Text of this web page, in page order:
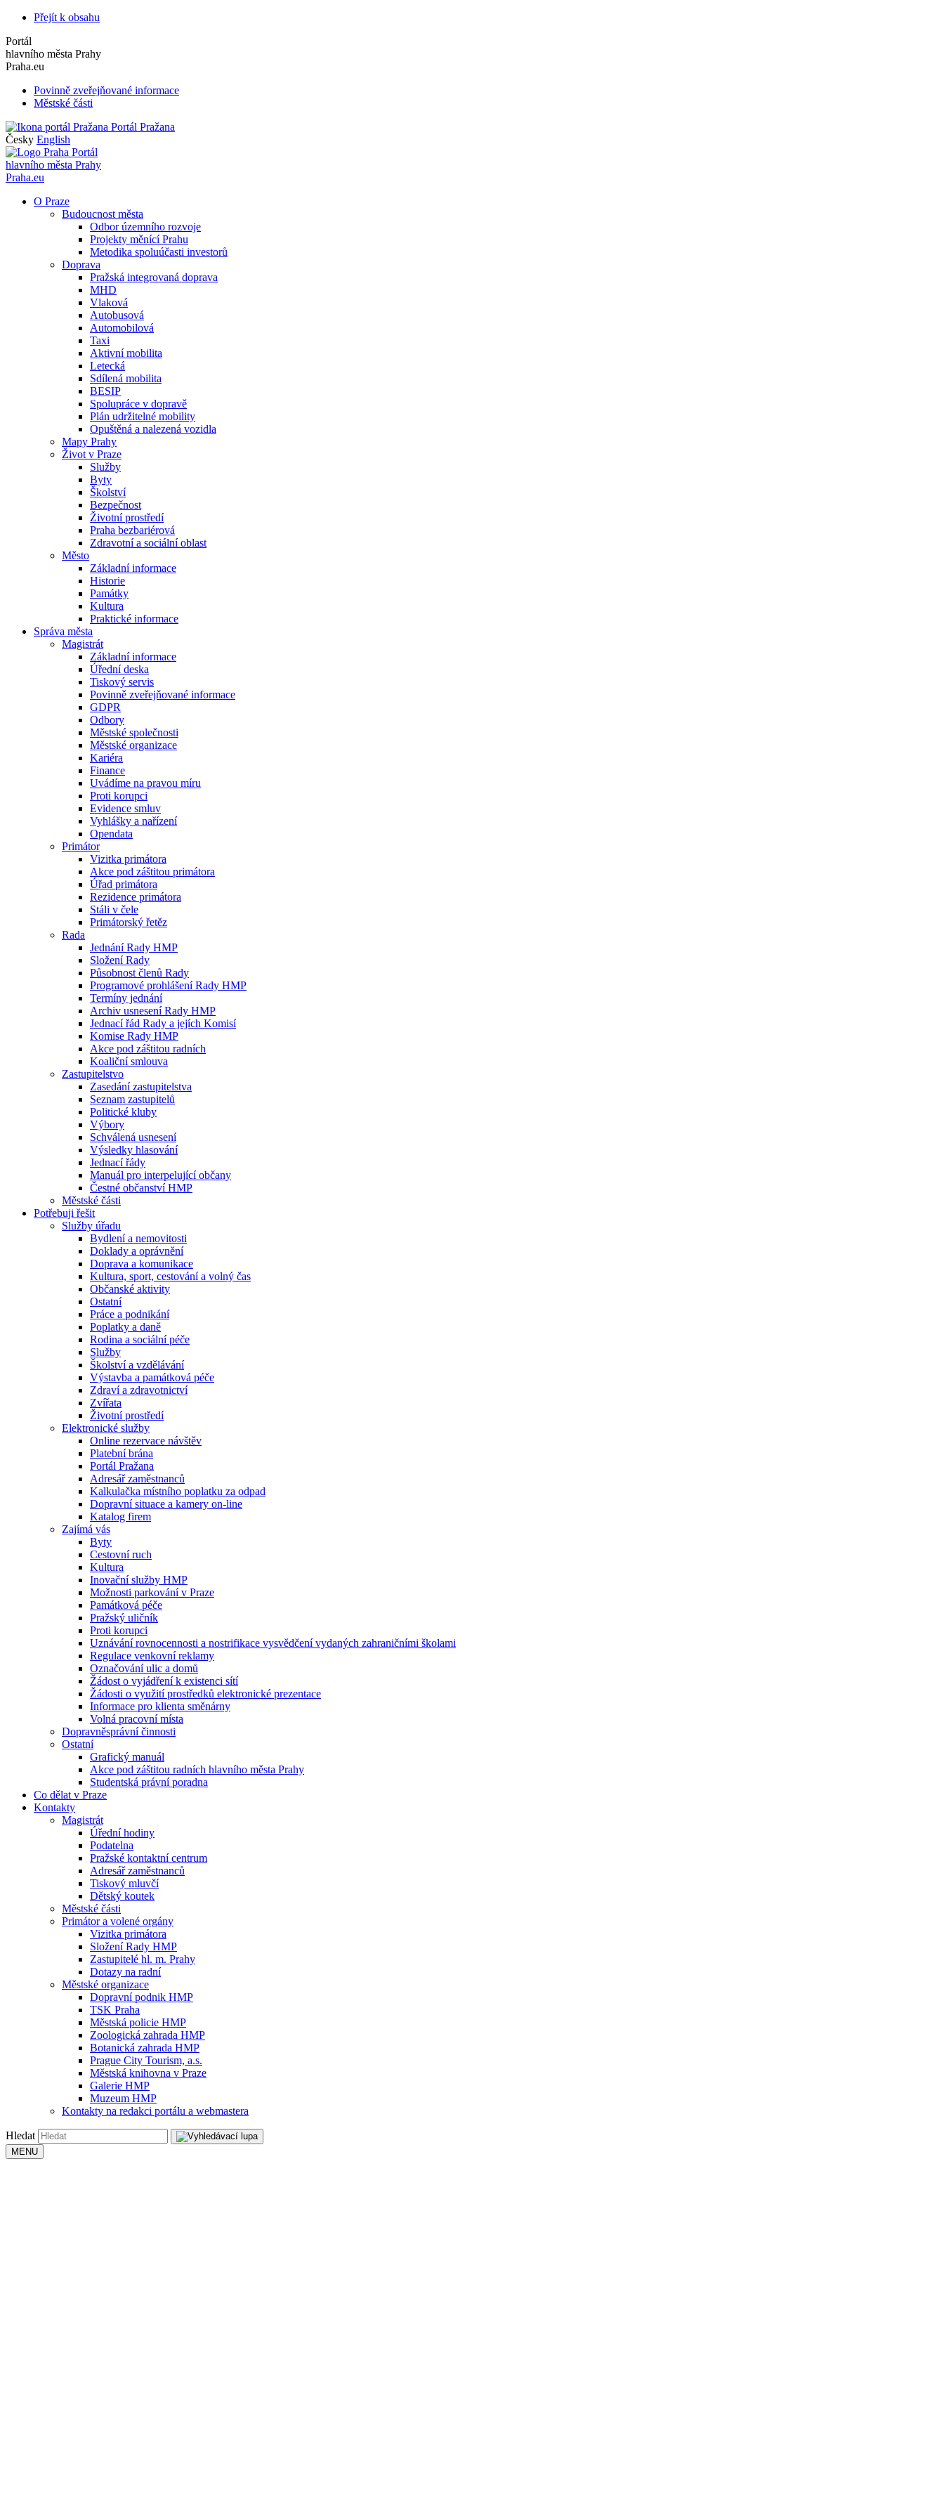
Přejít k obsahu
Portál
hlavního města Prahy
Praha.eu
Povinně zveřejňované informace
Městské části
Portál Pražana
Česky English
Portál
hlavního města Prahy
Praha.eu
O Praze
Budoucnost města
Odbor územního rozvoje
Projekty měnící Prahu
Metodika spoluúčasti investorů
Doprava
Pražská integrovaná doprava
MHD
Vlaková
Autobusová
Automobilová
Taxi
Aktivní mobilita
Letecká
Sdílená mobilita
BESIP
Spolupráce v dopravě
Plán udržitelné mobility
Opuštěná a nalezená vozidla
Mapy Prahy
Život v Praze
Služby
Byty
Školství
Bezpečnost
Životní prostředí
Praha bezbariérová
Zdravotní a sociální oblast
Město
Základní informace
Historie
Památky
Kultura
Praktické informace
Správa města
Magistrát
Základní informace
Úřední deska
Tiskový servis
Povinně zveřejňované informace
GDPR
Odbory
Městské společnosti
Městské organizace
Kariéra
Finance
Uvádíme na pravou míru
Proti korupci
Evidence smluv
Vyhlášky a nařízení
Opendata
Primátor
Vizitka primátora
Akce pod záštitou primátora
Úřad primátora
Rezidence primátora
Stáli v čele
Primátorský řetěz
Rada
Jednání Rady HMP
Složení Rady
Působnost členů Rady
Programové prohlášení Rady HMP
Termíny jednání
Archiv usnesení Rady HMP
Jednací řád Rady a jejích Komisí
Komise Rady HMP
Akce pod záštitou radních
Koaliční smlouva
Zastupitelstvo
Zasedání zastupitelstva
Seznam zastupitelů
Politické kluby
Výbory
Schválená usnesení
Výsledky hlasování
Jednací řády
Manuál pro interpelující občany
Čestné občanství HMP
Městské části
Potřebuji řešit
Služby úřadu
Bydlení a nemovitosti
Doklady a oprávnění
Doprava a komunikace
Kultura, sport, cestování a volný čas
Občanské aktivity
Ostatní
Práce a podnikání
Poplatky a daně
Rodina a sociální péče
Služby
Školství a vzdělávání
Výstavba a památková péče
Zdraví a zdravotnictví
Zvířata
Životní prostředí
Elektronické služby
Online rezervace návštěv
Platební brána
Portál Pražana
Adresář zaměstnanců
Kalkulačka místního poplatku za odpad
Dopravní situace a kamery on-line
Katalog firem
Zajímá vás
Byty
Cestovní ruch
Kultura
Inovační služby HMP
Možnosti parkování v Praze
Památková péče
Pražský uličník
Proti korupci
Uznávání rovnocennosti a nostrifikace vysvědčení vydaných zahraničními školami
Regulace venkovní reklamy
Označování ulic a domů
Žádost o vyjádření k existenci sítí
Žádosti o využití prostředků elektronické prezentace
Informace pro klienta směnárny
Volná pracovní místa
Dopravněsprávní činnosti
Ostatní
Grafický manuál
Akce pod záštitou radních hlavního města Prahy
Studentská právní poradna
Co dělat v Praze
Kontakty
Magistrát
Úřední hodiny
Podatelna
Pražské kontaktní centrum
Adresář zaměstnanců
Tiskový mluvčí
Dětský koutek
Městské části
Primátor a volené orgány
Vizitka primátora
Složení Rady HMP
Zastupitelé hl. m. Prahy
Dotazy na radní
Městské organizace
Dopravní podnik HMP
TSK Praha
Městská policie HMP
Zoologická zahrada HMP
Botanická zahrada HMP
Prague City Tourism, a.s.
Městská knihovna v Praze
Galerie HMP
Muzeum HMP
Kontakty na redakci portálu a webmastera
Hledat
MENU